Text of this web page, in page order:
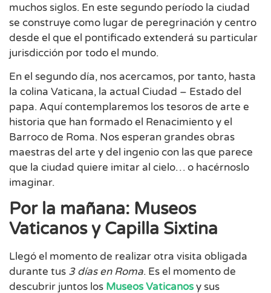
muchos siglos. En este segundo período la ciudad
se construye como lugar de peregrinación y centro
desde el que el pontificado extenderá su particular
jurisdicción por todo el mundo.
En el segundo día, nos acercamos, por tanto, hasta
la colina Vaticana, la actual Ciudad – Estado del
papa. Aquí contemplaremos los tesoros de arte e
historia que han formado el Renacimiento y el
Barroco de Roma. Nos esperan grandes obras
maestras del arte y del ingenio con las que parece
que la ciudad quiere imitar al cielo… o hacérnoslo
imaginar.
Por la mañana: Museos
Vaticanos y Capilla Sixtina
Llegó el momento de realizar otra visita obligada
durante tus 3 días en Roma. Es el momento de
descubrir juntos los Museos Vaticanosy sus